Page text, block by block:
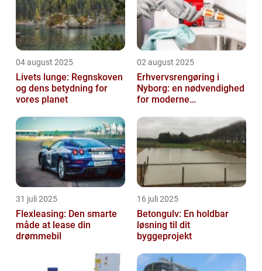
04 august 2025
Livets lunge: Regnskoven
og dens betydning for
vores planet
02 august 2025
Erhvervsrengøring i
Nyborg: en nødvendighed
for moderne
31 juli 2025
Flexleasing: Den smarte
måde at lease din
drømmebil
16 juli 2025
Betongulv: En holdbar
løsning til dit
byggeprojekt